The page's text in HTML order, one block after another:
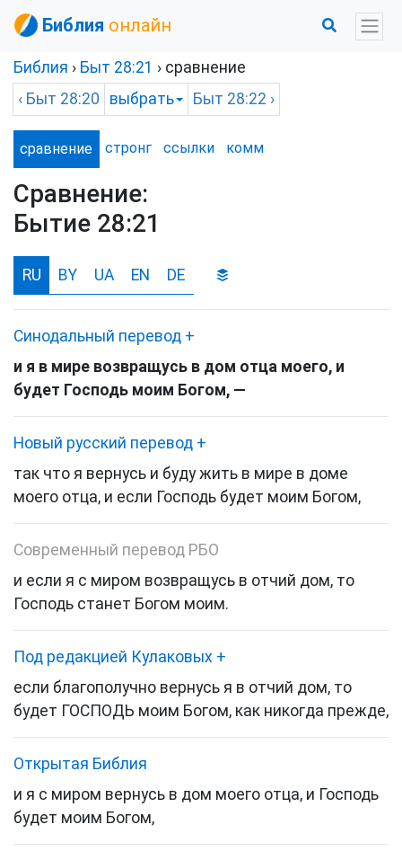
Библия онлайн
Библия › Быт 28:21 › сравнение
‹ Быт 28:20 выбрать Быт 28:22 ›
сравнение стронг ссылки комм
Сравнение:
Бытие 28:21
RU BY UA EN DE
Синодальный перевод +
и я в мире возвращусь в дом отца моего, и
будет Господь моим Богом, —
Новый русский перевод +
так что я вернусь и буду жить в мире в доме
моего отца, и если Господь будет моим Богом,
Современный перевод РБО
и если я с миром возвращусь в отчий дом, то
Господь станет Богом моим.
Под редакцией Кулаковых +
если благополучно вернусь я в отчий дом, то
будет ГОСПОДЬ моим Богом, как никогда прежде,
Открытая Библия
и я с миром вернусь в дом моего отца, и Господь
будет моим Богом,